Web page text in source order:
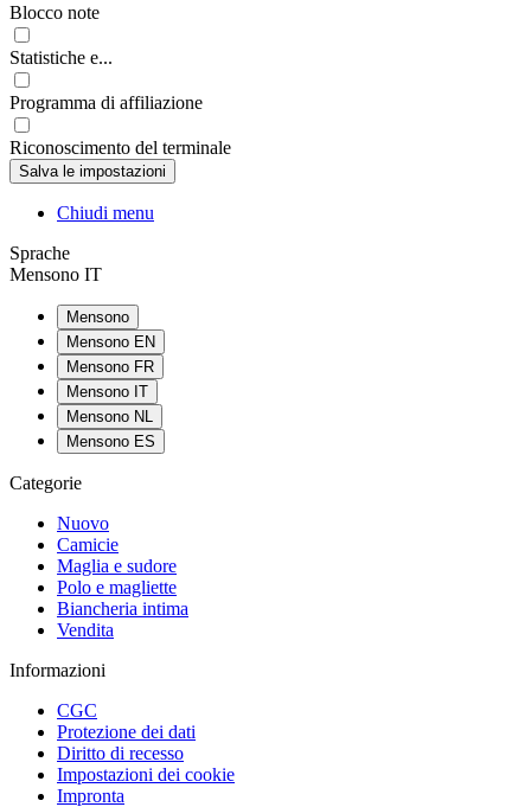
Blocco note
Statistiche e...
Programma di affiliazione
Riconoscimento del terminale
Chiudi menu
Sprache
Mensono IT
Mensono
Mensono EN
Mensono FR
Mensono IT
Mensono NL
Mensono ES
Categorie
Nuovo
Camicie
Maglia e sudore
Polo e magliette
Biancheria intima
Vendita
Informazioni
CGC
Protezione dei dati
Diritto di recesso
Impostazioni dei cookie
Impronta